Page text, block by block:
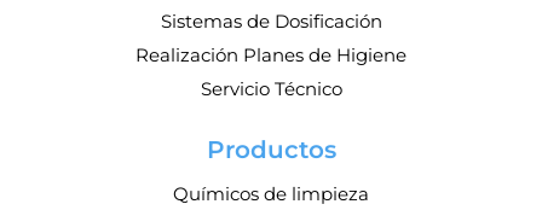
Sistemas de Dosificación
Realización Planes de Higiene
Servicio Técnico
Productos
Químicos de limpieza